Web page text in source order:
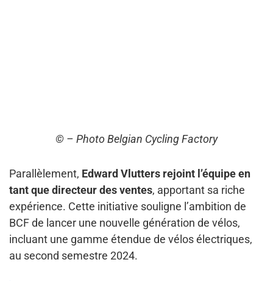
© – Photo Belgian Cycling Factory
Parallèlement, Edward Vlutters rejoint l’équipe en
tant que directeur des ventes, apportant sa riche
expérience. Cette initiative souligne l’ambition de
BCF de lancer une nouvelle génération de vélos,
incluant une gamme étendue de vélos électriques,
au second semestre 2024.